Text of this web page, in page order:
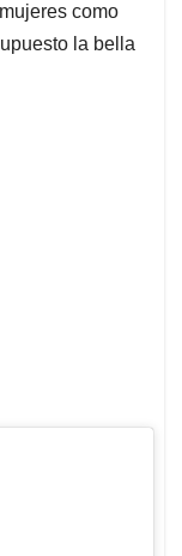
como
la bella